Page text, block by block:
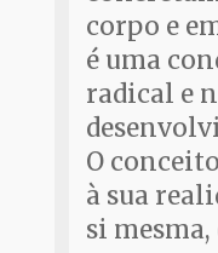
corpo e
é uma
radical e
O
à sua
si mesma,